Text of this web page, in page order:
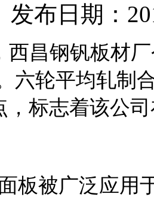
发布日期：
西昌钢钒板材
六轮平均轧制
，标志着该公
被广泛应用